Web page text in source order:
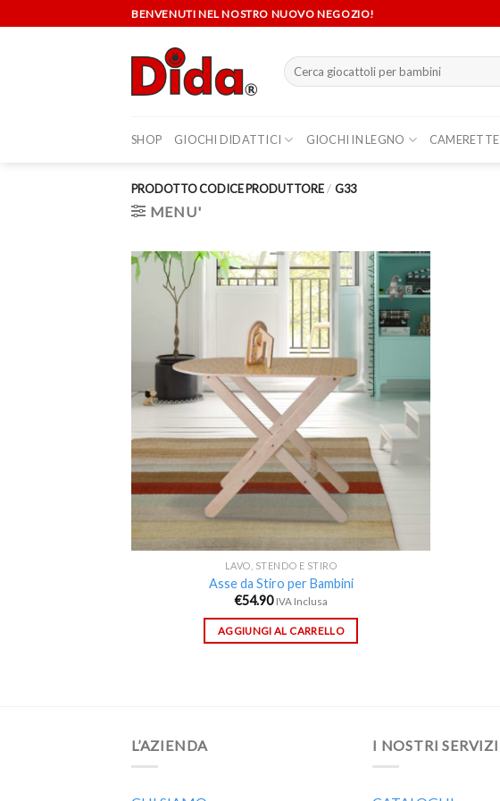
to
BENVENUTI NEL NOSTRO NUOVO NEGOZIO!
Cerca:
SHOP GIOCHI DIDATTICI GIOCHI IN LEGNO CAMERETTE
PRODOTTO CODICE PRODUTTORE / G33
MENU'
Aggiungi
alla lista
dei
desideri
LAVO, STENDO E STIRO
Asse da Stiro per Bambini
€54.90 IVA Inclusa
AGGIUNGI AL CARRELLO
L’AZIENDA I NOSTRI SERVIZI